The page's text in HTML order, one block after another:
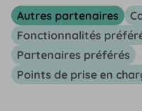
Autres partenaires
Fonctionnalités
Partenaires préférés
Points de prise en